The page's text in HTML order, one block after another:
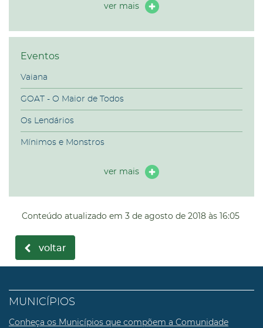
ver mais
Eventos
Vaiana
GOAT - O Maior de Todos
Os Lendários
Mínimos e Monstros
ver mais
Conteúdo atualizado em 3 de agosto de 2018 às 16:05
voltar
MUNICÍPIOS
Conheça os Municípios que compõem a Comunidade